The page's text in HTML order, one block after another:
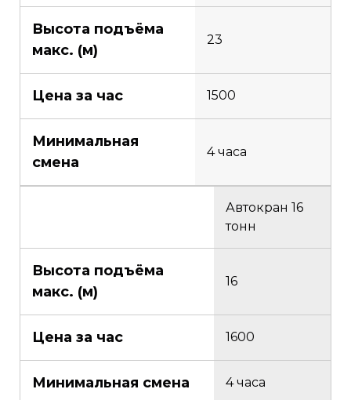
Высота подъёма
макс. (м)
23
Цена за час 1500
Минимальная
смена
4 часа
Автокран 16
тонн
Высота подъёма
макс. (м)
16
Цена за час 1600
Минимальная смена 4 часа